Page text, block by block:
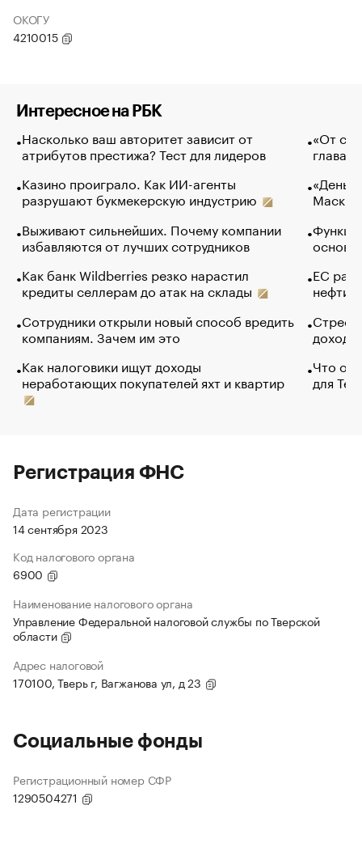
ОКОГУ
4210015
Интересное на РБК
Насколько ваш авторитет зависит от
атрибутов престижа? Тест для лидеров
Казино проиграло. Как ИИ-агенты
разрушают букмекерскую индустрию
Выживают сильнейших. Почему компании
избавляются от лучших сотрудников
Как банк Wildberries резко нарастил
кредиты селлерам до атак на склады
Сотрудники открыли новый способ вредить
компаниям. Зачем им это
Как налоговики ищут доходы
неработающих покупателей яхт и квартир
«От
глава
Маск в
основ
ЕС
нефти
Что
для
Регистрация ФНС
Дата регистрации
14 сентября 2023
Код налогового органа
6900
Наименование налогового органа
Управление Федеральной налоговой службы по Тверской
области
Адрес налоговой
170100, Тверь г, Вагжанова ул, д 23
Социальные фонды
Регистрационный номер СФР
1290504271